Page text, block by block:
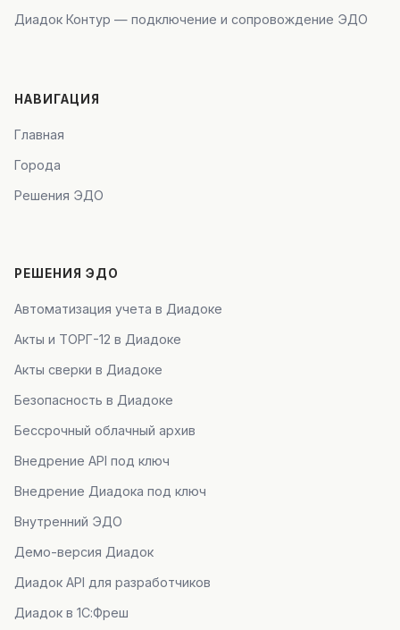
Диадок Контур — подключение и сопровождение ЭДО
НАВИГАЦИЯ
Главная
Города
Решения ЭДО
РЕШЕНИЯ ЭДО
Автоматизация учета в Диадоке
Акты и ТОРГ-12 в Диадоке
Акты сверки в Диадоке
Безопасность в Диадоке
Бессрочный облачный архив
Внедрение API под ключ
Внедрение Диадока под ключ
Внутренний ЭДО
Демо-версия Диадок
Диадок API для разработчиков
Диадок в 1С:Фреш